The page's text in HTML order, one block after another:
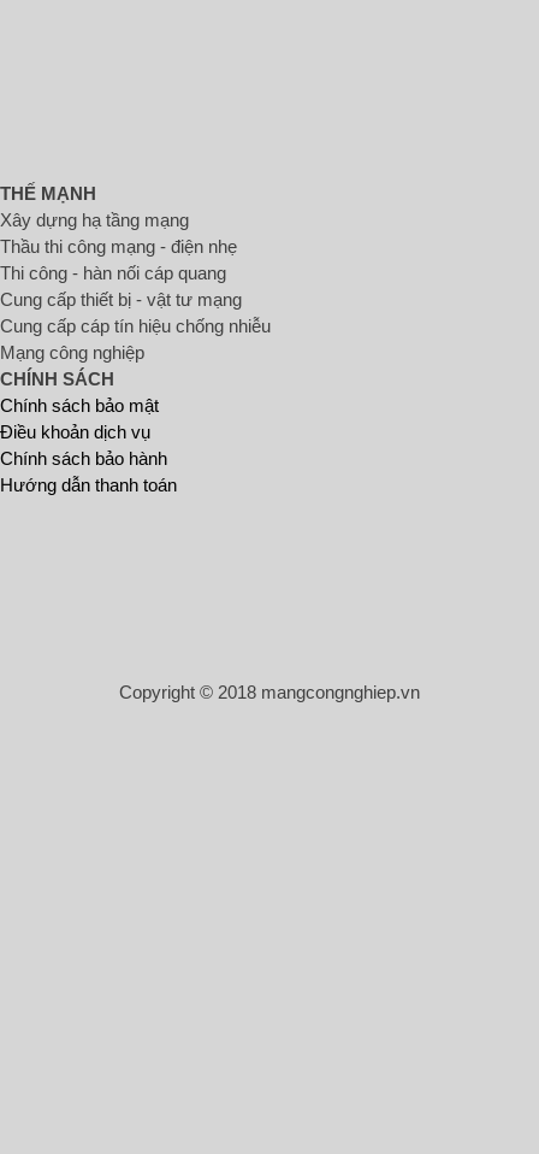
THẾ MẠNH
Xây dựng hạ tầng mạng
Thầu thi công mạng - điện nhẹ
Thi công - hàn nối cáp quang
Cung cấp thiết bị - vật tư mạng
Cung cấp cáp tín hiệu chống nhiễu
Mạng công nghiệp
CHÍNH SÁCH
Chính sách bảo mật
Điều khoản dịch vụ
Chính sách bảo hành
Hướng dẫn thanh toán
Copyright © 2018 mangcongnghiep.vn